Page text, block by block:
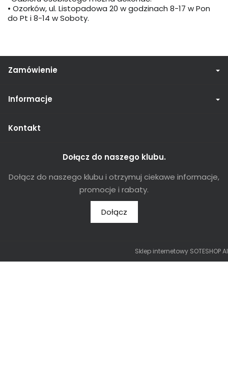
• Ozorków, ul. Listopadowa 20 w godzinach 8-17 w Pon
do Pt i 8-14 w Soboty.
Zamówienie
Informacje
Kontakt
Dołącz do naszego klubu.
Dołącz do naszego klubu i otrzymuj ciekawe informacje,
promocje i rabaty.
Dołącz
Sklep internetowy SOTESHOP AI